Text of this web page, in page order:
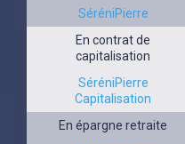
SéréniPierre
En contrat de
capitalisation
SéréniPierre
Capitalisation
En épargne retraite